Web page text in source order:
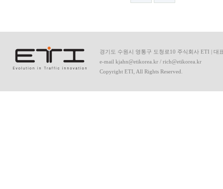
경기도 수원시 영통구 도청로10 주식회사 ETI | 대
e-mail kjahn@etikorea.kr / rich@etikorea.kr
Copyright ETI, All Rights Reserved.